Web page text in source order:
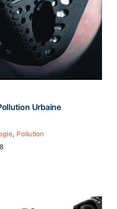
Urbaine
, Pollution